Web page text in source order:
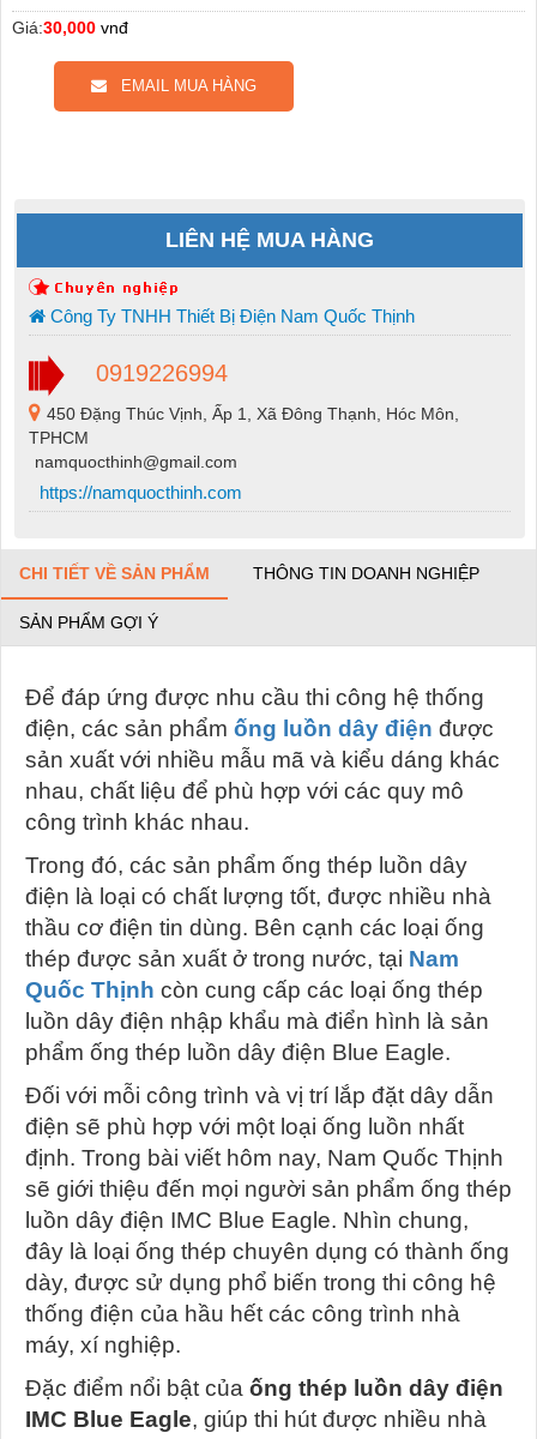
Giá:30,000 vnđ
EMAIL MUA HÀNG
LIÊN HỆ MUA HÀNG
Công Ty TNHH Thiết Bị Điện Nam Quốc Thịnh
0919226994
450 Đặng Thúc Vịnh, Ấp 1, Xã Đông Thạnh, Hóc Môn,
TPHCM
namquocthinh@gmail.com
https://namquocthinh.com
CHI TIẾT VỀ SẢN PHẨM THÔNG TIN DOANH NGHIỆP
SẢN PHẨM GỢI Ý
Để đáp ứng được nhu cầu thi công hệ thống
điện, các sản phẩm ống luồn dây điện được
sản xuất với nhiều mẫu mã và kiểu dáng khác
nhau, chất liệu để phù hợp với các quy mô
công trình khác nhau.
Trong đó, các sản phẩm ống thép luồn dây
điện là loại có chất lượng tốt, được nhiều nhà
thầu cơ điện tin dùng. Bên cạnh các loại ống
thép được sản xuất ở trong nước, tại Nam
Quốc Thịnh còn cung cấp các loại ống thép
luồn dây điện nhập khẩu mà điển hình là sản
phẩm ống thép luồn dây điện Blue Eagle.
Đối với mỗi công trình và vị trí lắp đặt dây dẫn
điện sẽ phù hợp với một loại ống luồn nhất
định. Trong bài viết hôm nay, Nam Quốc Thịnh
sẽ giới thiệu đến mọi người sản phẩm ống thép
luồn dây điện IMC Blue Eagle. Nhìn chung,
đây là loại ống thép chuyên dụng có thành ống
dày, được sử dụng phổ biến trong thi công hệ
thống điện của hầu hết các công trình nhà
máy, xí nghiệp.
Đặc điểm nổi bật của ống thép luồn dây điện
IMC Blue Eagle, giúp thi hút được nhiều nhà